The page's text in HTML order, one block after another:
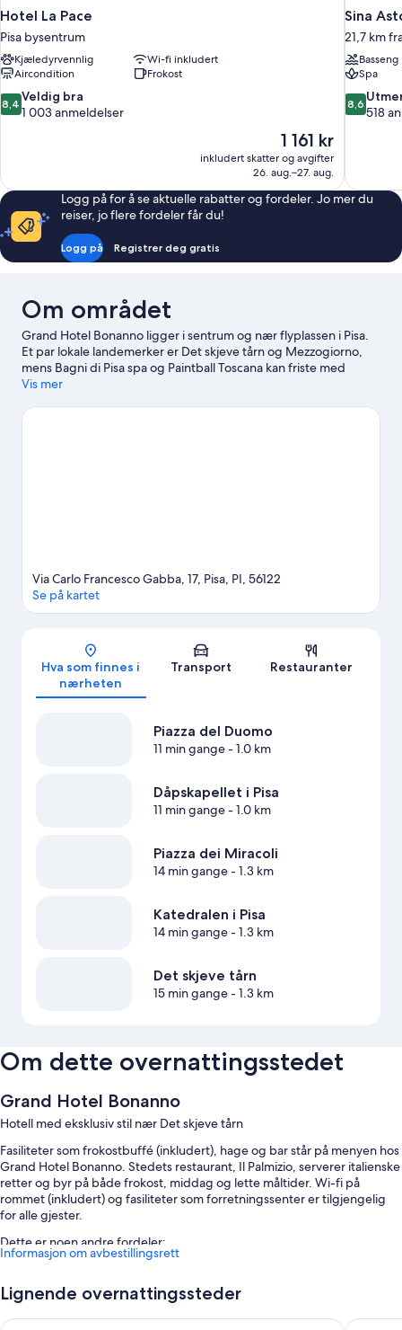
Hotel La Pace
Pisa bysentrum
Kjæledyrvennlig
Wi-fi inkludert
Aircondition
Frokost
8.4
av
1 003
anmeldelser
8,4 Veldig bra
1 003 anmeldelser
Prisen
er
1 161 kr
1 161 kr
inkludert skatter og avgifter
26. aug.–27. aug.
Sina
21,7 km
Basseng
Spa
8.6
av
8,6
518
Logg på for å se aktuelle rabatter og fordeler. Jo mer du
reiser, jo flere fordeler får du!
Logg på Registrer deg gratis
Om området
Grand Hotel Bonanno ligger i sentrum og nær flyplassen i Pisa.
Et par lokale landemerker er Det skjeve tårn og Mezzogiorno,
mens Bagni di Pisa spa og Paintball Toscana kan friste med
morsomme aktiviteter. Er du på utkikk etter et arrangement eller
spennende på Arena Garibaldi eller Modigliani Forum. Ta med
Vis mer
Kart
Via Carlo Francesco Gabba, 17, Pisa, PI, 56122
Se på kartet
Hva som finnes i
nærheten
Transport Restauranter
Piazza del Duomo
11 min gange- 1.0 km
Dåpskapellet i Pisa
11 min gange- 1.0 km
Piazza dei Miracoli
14 min gange- 1.3 km
Katedralen i Pisa
14 min gange- 1.3 km
Det skjeve tårn
15 min gange- 1.3 km
Om dette overnattingsstedet
Grand Hotel Bonanno
Hotell med eksklusiv stil nær Det skjeve tårn
Fasiliteter som frokostbuffé (inkludert), hage og bar står på menyen hos
Grand Hotel Bonanno. Stedets restaurant, Il Palmizio, serverer italienske
retter og byr på både frokost, middag og lette måltider. Wi-fi på
rommet (inkludert) og fasiliteter som forretningssenter er tilgjengelig
for alle gjester.
Dette er noen andre fordeler:
hurtigutsjekking
Informasjon om avbestillingsrett
Lignende overnattingssteder